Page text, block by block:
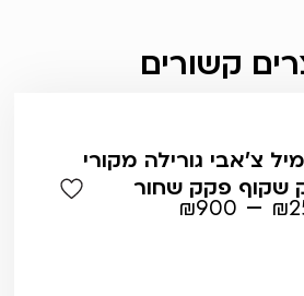
קשורים
בקבוק 60 מיל צ'אבי גורילה מקורי
שקוף פקק שחור
₪
–
₪900